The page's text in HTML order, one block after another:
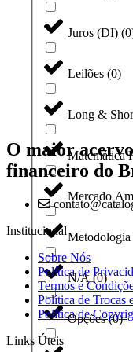
Juros (DI) (0
Leilões (0)
Long &
Matemática
Mercado
N/A(0)
Opções(0)
O maior
financeiro do
Institucional
Sobre Nós
Política de
Termos e
Política de Trocas
Política de
Links Úteis